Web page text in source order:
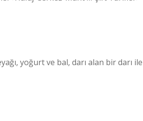
yoğurt ve bal, darı alan bir darı ile